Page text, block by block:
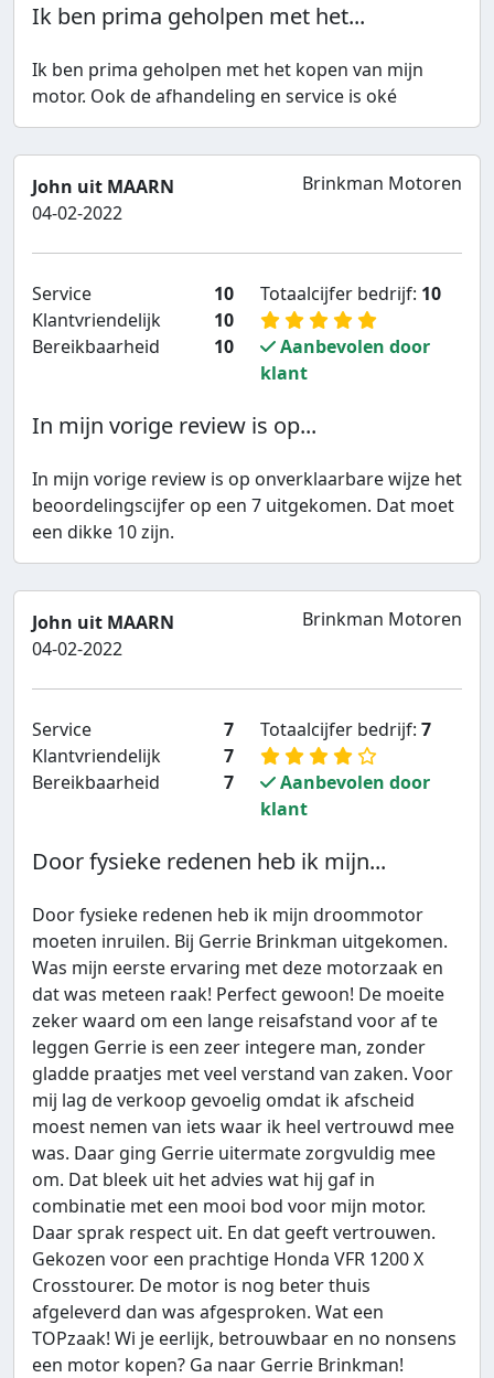
Ik ben prima geholpen met het...
Ik ben prima geholpen met het kopen van mijn
motor. Ook de afhandeling en service is oké
John uit MAARN
04-02-2022
Brinkman Motoren
Service
10
Klantvriendelijk
10
Bereikbaarheid
10
Totaalcijfer bedrijf: 10
Aanbevolen door
klant
In mijn vorige review is op...
In mijn vorige review is op onverklaarbare wijze het
beoordelingscijfer op een 7 uitgekomen. Dat moet
een dikke 10 zijn.
John uit MAARN
04-02-2022
Brinkman Motoren
Service
7
Klantvriendelijk
7
Bereikbaarheid
7
Totaalcijfer bedrijf: 7
Aanbevolen door
klant
Door fysieke redenen heb ik mijn...
Door fysieke redenen heb ik mijn droommotor
moeten inruilen. Bij Gerrie Brinkman uitgekomen.
Was mijn eerste ervaring met deze motorzaak en
dat was meteen raak! Perfect gewoon! De moeite
zeker waard om een lange reisafstand voor af te
leggen Gerrie is een zeer integere man, zonder
gladde praatjes met veel verstand van zaken. Voor
mij lag de verkoop gevoelig omdat ik afscheid
moest nemen van iets waar ik heel vertrouwd mee
was. Daar ging Gerrie uitermate zorgvuldig mee
om. Dat bleek uit het advies wat hij gaf in
combinatie met een mooi bod voor mijn motor.
Daar sprak respect uit. En dat geeft vertrouwen.
Gekozen voor een prachtige Honda VFR 1200 X
Crosstourer. De motor is nog beter thuis
afgeleverd dan was afgesproken. Wat een
TOPzaak! Wi je eerlijk, betrouwbaar en no nonsens
een motor kopen? Ga naar Gerrie Brinkman!